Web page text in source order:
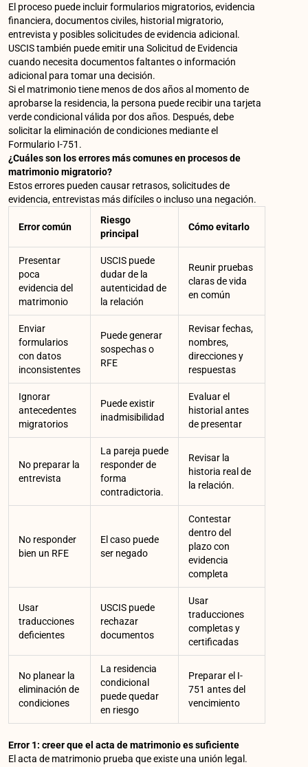
El proceso puede incluir formularios migratorios, evidencia
financiera, documentos civiles, historial migratorio,
entrevista y posibles solicitudes de evidencia adicional.
USCIS también puede emitir una Solicitud de Evidencia
cuando necesita documentos faltantes o información
adicional para tomar una decisión.
Si el matrimonio tiene menos de dos años al momento de
aprobarse la residencia, la persona puede recibir una tarjeta
verde condicional válida por dos años. Después, debe
solicitar la eliminación de condiciones mediante el
Formulario I-751.
¿Cuáles son los errores más comunes en procesos de
matrimonio migratorio?
Estos errores pueden causar retrasos, solicitudes de
evidencia, entrevistas más difíciles o incluso una negación.
Error común
Riesgo
principal
Cómo evitarlo
Presentar
poca
evidencia del
matrimonio
USCIS puede
dudar de la
autenticidad de
la relación
Reunir pruebas
claras de vida
en común
Enviar
formularios
con datos
inconsistentes
Puede generar
sospechas o
RFE
Revisar fechas,
nombres,
direcciones y
respuestas
Ignorar
antecedentes
migratorios
Puede existir
inadmisibilidad
Evaluar el
historial antes
de presentar
No preparar la
entrevista
La pareja puede
responder de
forma
contradictoria.
Revisar la
historia real de
la relación.
No responder
bien un RFE
El caso puede
ser negado
Contestar
dentro del
plazo con
evidencia
completa
Usar
traducciones
deficientes
USCIS puede
rechazar
documentos
Usar
traducciones
completas y
certificadas
No planear la
eliminación de
condiciones
La residencia
condicional
puede quedar
en riesgo
Preparar el I-
751 antes del
vencimiento
Error 1: creer que el acta de matrimonio es suficiente
El acta de matrimonio prueba que existe una unión legal.